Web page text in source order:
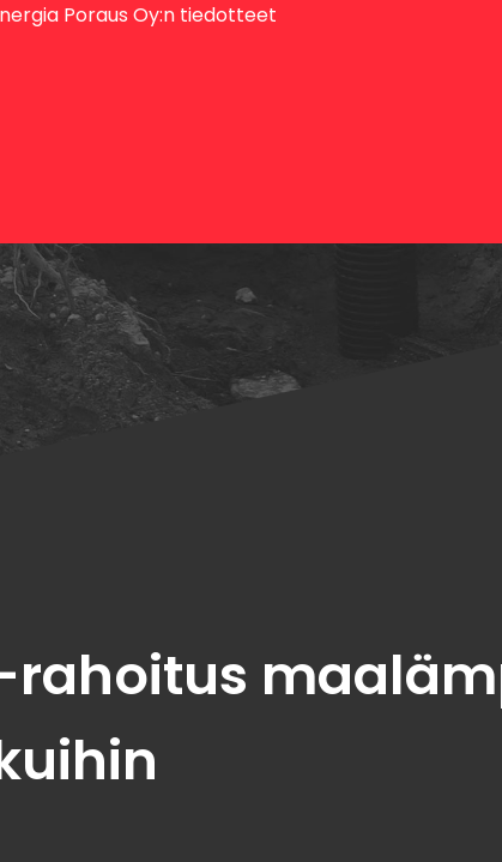
Poraus Oy:n tiedotteet
rahoitus